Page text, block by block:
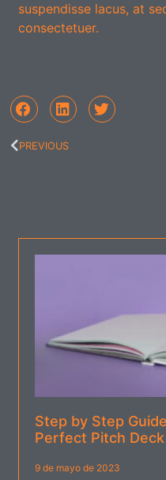
suspendisse lacus, at
consectetuer.
PREVIOUS
Step by Step
Perfect Pitch Deck
9 de mayo de 2023